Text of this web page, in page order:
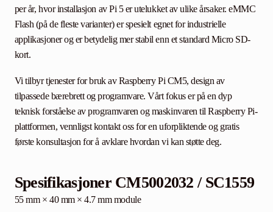
per år, hvor installasjon av Pi 5 er utelukket av ulike årsaker. eMMC
Flash (på de fleste varianter) er spesielt egnet for industrielle
applikasjoner og er betydelig mer stabil enn et standard Micro SD-
kort.
Vi tilbyr tjenester for bruk av Raspberry Pi CM5, design av
tilpassede bærebrett og programvare. Vårt fokus er på en dyp
teknisk forståelse av programvaren og maskinvaren til Raspberry Pi-
plattformen, vennligst kontakt oss for en uforpliktende og gratis
første konsultasjon for å avklare hvordan vi kan støtte deg.
Spesifikasjoner CM5002032 / SC1559
55 mm × 40 mm × 4.7 mm module